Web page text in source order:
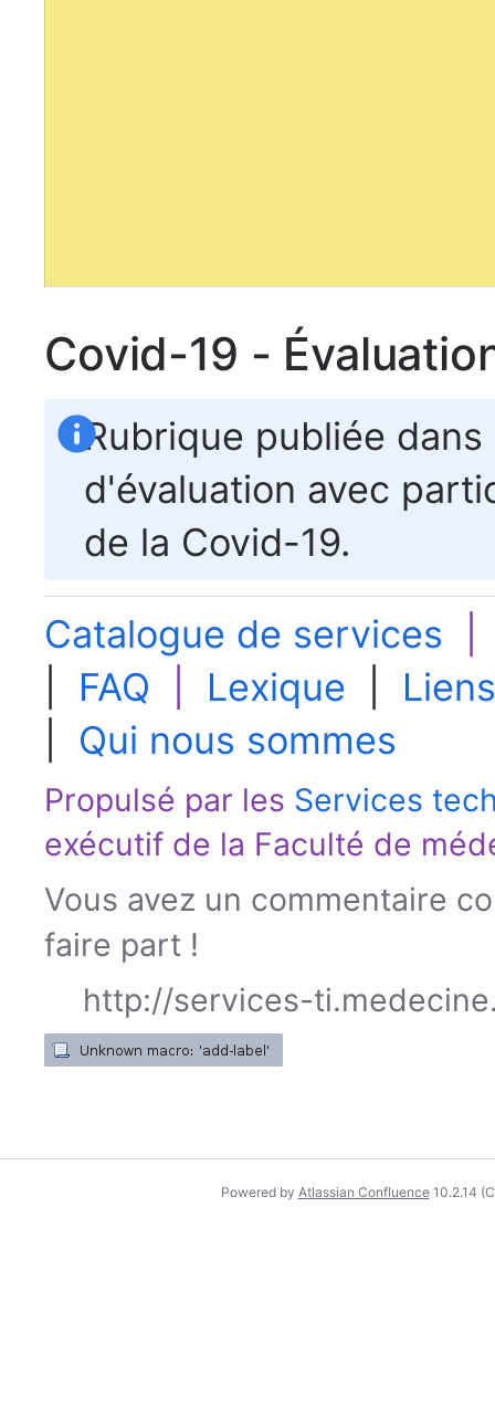
Covid-19 -
Rubrique publiée
d'évaluation avec
de la Covid-19.
Catalogue de services
FAQ Lexique
Qui nous sommes
Propulsé par les Services
exécutif de la Faculté de
Vous avez un commentaire
faire part !
http://services-
Powered by Atlassian Confluence 10.2.14